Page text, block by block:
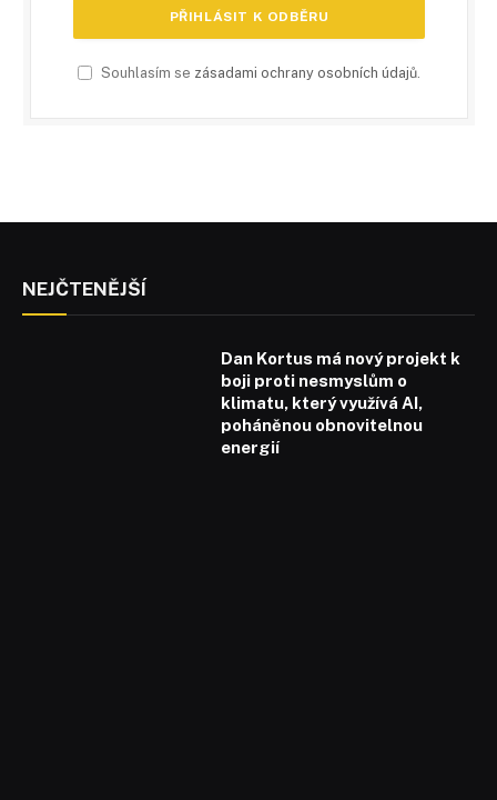
Souhlasím se zásadami ochrany osobních údajů.
NEJČTENĚJŠÍ
Dan Kortus má nový projekt k
boji proti nesmyslům o
klimatu, který využívá AI,
poháněnou obnovitelnou
energií